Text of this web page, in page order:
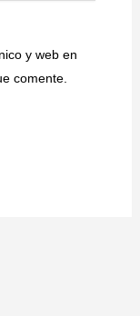
y web en
comente.